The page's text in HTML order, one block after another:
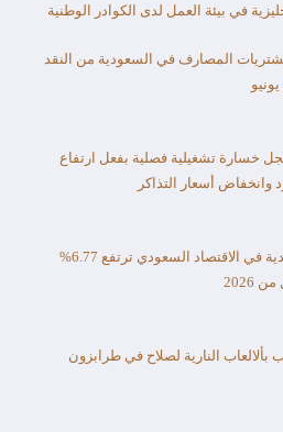
في بيئة العمل لدى الكوادر الوطنية
مشتريات المصارف في السعودية من النقد
خسارة تشغيلية فصلية بفعل ارتفاع
وانخفاض أسعار التذاكر
السيولة النقدية في الاقتصاد السعودي ترتفع 6.77%
2026
بألالعاب النارية لصلاح في طرابزون